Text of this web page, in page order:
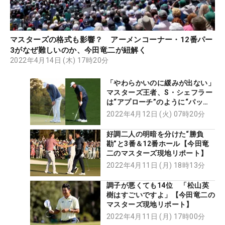
マスターズの格式も影響？ アーメンコーナー・12番パー
3がなぜ難しいのか、今田竜二が紐解く
2022年4月14日 (木) 17時20分
「やわらかいのに緩みが出ない」
マスターズ王者、S・シェフラー
は“アプローチ”のように“パッテ
ィング”する
2022年4月12日 (火) 07時20分
好調二人の明暗を分けた“勝負
勘”と3番＆12番ホール【今田竜
二のマスターズ現地リポート】
2022年4月11日 (月) 18時13分
調子が悪くても14位 「松山英
樹はすごいですよ」【今田竜二の
マスターズ現地リポート】
2022年4月11日 (月) 17時00分